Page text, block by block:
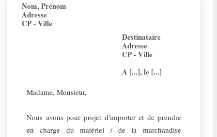
Nom, Prénom
Adresse
CP - Ville
Destinataire
Adresse
CP - Ville
A [...], le [...]
Madame, Monsieur,
Nous avons pour projet d'importer et de prendre
en charge du matériel / de la marchandise